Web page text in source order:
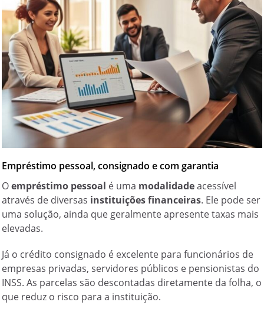
Empréstimo pessoal, consignado e com garantia
Oempréstimo pessoal é uma modalidadeacessível
através de diversas instituições financeiras. Ele pode ser
uma solução, ainda que geralmente apresente taxas mais
elevadas.
Já o crédito consignado é excelente para funcionários de
empresas privadas, servidores públicos e pensionistas do
INSS. As parcelas são descontadas diretamente da folha, o
que reduz o risco para a instituição.